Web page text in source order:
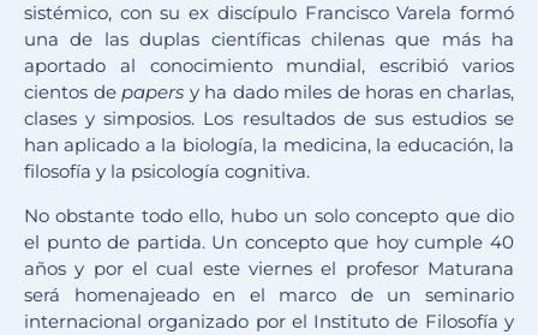
sistémico, con su ex discípulo Francisco Varela formó
una de las duplas científicas chilenas que más ha
aportado al conocimiento mundial, escribió varios
cientos de papers y ha dado miles de horas en charlas,
clases y simposios. Los resultados de sus estudios se
han aplicado a la biología, la medicina, la educación, la
filosofía y la psicología cognitiva.
No obstante todo ello, hubo un solo concepto que dio
el punto de partida. Un concepto que hoy cumple 40
años y por el cual este viernes el profesor Maturana
será homenajeado en el marco de un seminario
internacional organizado por el Instituto de Filosofía y